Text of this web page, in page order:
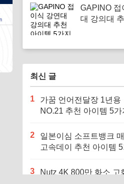
GAPINO 접
대 강의대
최신 글
1
가꿈 언어전달장 1년용
NO.21 추천 아이템 5가
2
일본이심 소프트뱅크
고속데이 추천 아이템
3
Nutz 4K 800만 화소 고